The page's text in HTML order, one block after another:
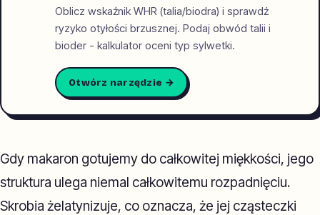
Oblicz wskaźnik WHR (talia/biodra) i sprawdź
ryzyko otyłości brzusznej. Podaj obwód talii i
bioder - kalkulator oceni typ sylwetki.
Otwórz narzędzie →
Gdy makaron gotujemy do całkowitej miękkości, jego
struktura ulega niemal całkowitemu rozpadnięciu.
Skrobia żelatynizuje, co oznacza, że jej cząsteczki